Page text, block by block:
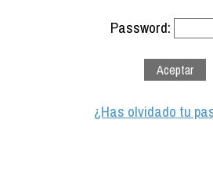
Password:
¿Has olvidado tu